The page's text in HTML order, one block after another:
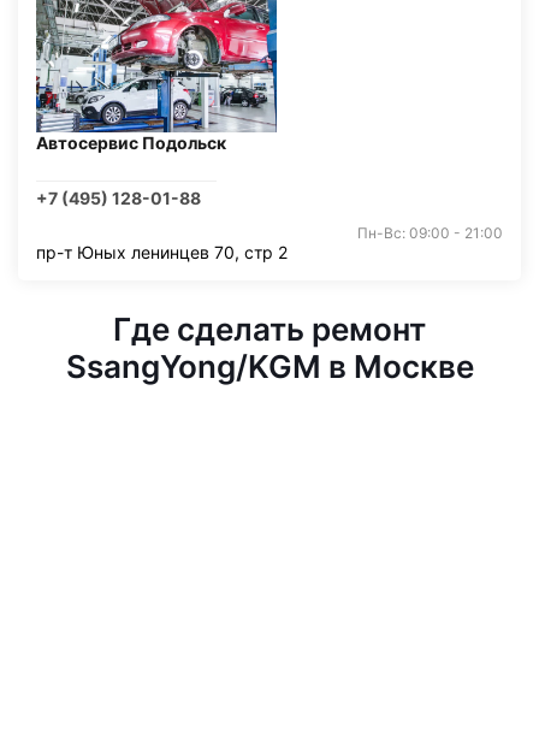
Автосервис Подольск
+7 (495) 128-01-88
Пн-Вс: 09:00 - 21:00
пр-т Юных ленинцев 70, стр 2
Где сделать ремонт
SsangYong/KGM в Москве